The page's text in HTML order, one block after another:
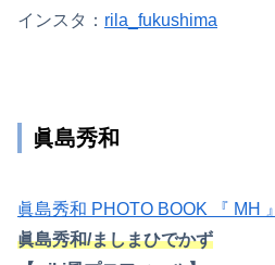
インスタ： rila_fukushima
眞島秀和
眞島秀和 PHOTO BOOK 『 MH 』
眞島秀和/ましまひでかず